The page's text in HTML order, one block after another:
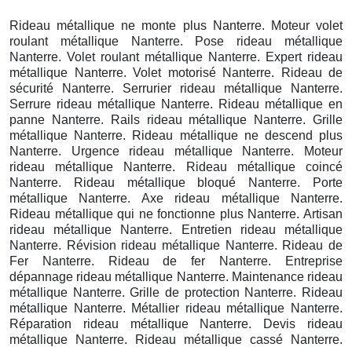
Rideau métallique ne monte plus Nanterre. Moteur volet
roulant métallique Nanterre. Pose rideau métallique
Nanterre. Volet roulant métallique Nanterre. Expert rideau
métallique Nanterre. Volet motorisé Nanterre. Rideau de
sécurité Nanterre. Serrurier rideau métallique Nanterre.
Serrure rideau métallique Nanterre. Rideau métallique en
panne Nanterre. Rails rideau métallique Nanterre. Grille
métallique Nanterre. Rideau métallique ne descend plus
Nanterre. Urgence rideau métallique Nanterre. Moteur
rideau métallique Nanterre. Rideau métallique coincé
Nanterre. Rideau métallique bloqué Nanterre. Porte
métallique Nanterre. Axe rideau métallique Nanterre.
Rideau métallique qui ne fonctionne plus Nanterre. Artisan
rideau métallique Nanterre. Entretien rideau métallique
Nanterre. Révision rideau métallique Nanterre. Rideau de
Fer Nanterre. Rideau de fer Nanterre. Entreprise
dépannage rideau métallique Nanterre. Maintenance rideau
métallique Nanterre. Grille de protection Nanterre. Rideau
métallique Nanterre. Métallier rideau métallique Nanterre.
Réparation rideau métallique Nanterre. Devis rideau
métallique Nanterre. Rideau métallique cassé Nanterre.